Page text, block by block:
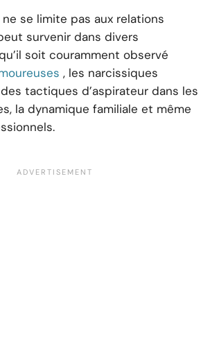
ne se limite pas aux relations
survenir dans divers
soit couramment observé
, les narcissiques
tactiques d’aspirateur dans les
la dynamique familiale et même